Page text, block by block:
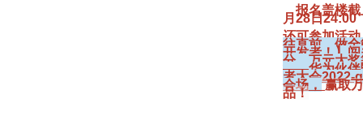
报名盖楼截
月28日24:00
还可参加活动
往直前，做
开发者！】
分，万元大
——华为伙伴
者大会2022-
会场， 赢取
品！